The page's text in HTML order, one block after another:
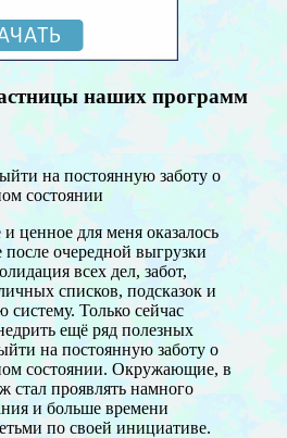
наших программ
на постоянную заботу о
состоянии
ценное для меня оказалось
очередной выгрузки
всех дел, забот,
списков, подсказок и
систему. Только сейчас
ещё ряд полезных
на постоянную заботу о
состоянии. Окружающие, в
стал проявлять намного
и больше времени
по своей инициативе.